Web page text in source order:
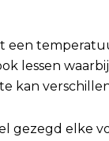
een
lessen
kan
gezegd elke